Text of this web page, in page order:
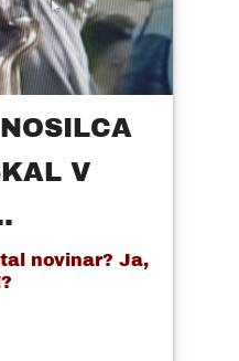
V
novinar? Ja,